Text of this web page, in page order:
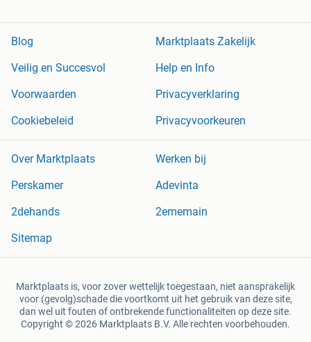
Blog
Marktplaats Zakelijk
Veilig en Succesvol
Help en Info
Voorwaarden
Privacyverklaring
Cookiebeleid
Privacyvoorkeuren
Over Marktplaats
Werken bij
Perskamer
Adevinta
2dehands
2ememain
Sitemap
Marktplaats is, voor zover wettelijk toegestaan, niet aansprakelijk
voor (gevolg)schade die voortkomt uit het gebruik van deze site,
dan wel uit fouten of ontbrekende functionaliteiten op deze site.
Copyright © 2026 Marktplaats B.V. Alle rechten voorbehouden.